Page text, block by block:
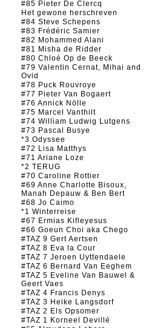
#85 Pieter De Clercq
Het gewone herschreven
#84 Steve Schepens
#83 Frédéric Samier
#82 Mohammed Alani
#81 Misha de Ridder
#80 Chloé Op de Beeck
#79 Valentin Cernat, Mihai and
Ovid
#78 Puck Rouvroye
#77 Pieter Van Bogaert
#76 Annick Nölle
#75 Marcel Vanthilt
#74 William Ludwig Lutgens
#73 Pascal Busye
*3 Odyssee
#72 Lisa Matthys
#71 Ariane Loze
*2 TERUG
#70 Caroline Rottier
#69 Anne Charlotte Bisoux,
Manah Depauw & Ben Bert
#68 Jo Caimo
*1 Winterreise
#67 Ermias Kifleyesus
#66 Goeun Choi aka Chego
#TAZ 9 Gert Aertsen
#TAZ 8 Eva la Cour
#TAZ 7 Jeroen Uyttendaele
#TAZ 6 Bernard Van Eeghem
#TAZ 5 Eveline Van Bauwel &
Geert Vaes
#TAZ 4 Francis Denys
#TAZ 3 Heike Langsdorf
#TAZ 2 Els Opsomer
#TAZ 1 Korneel Devillé